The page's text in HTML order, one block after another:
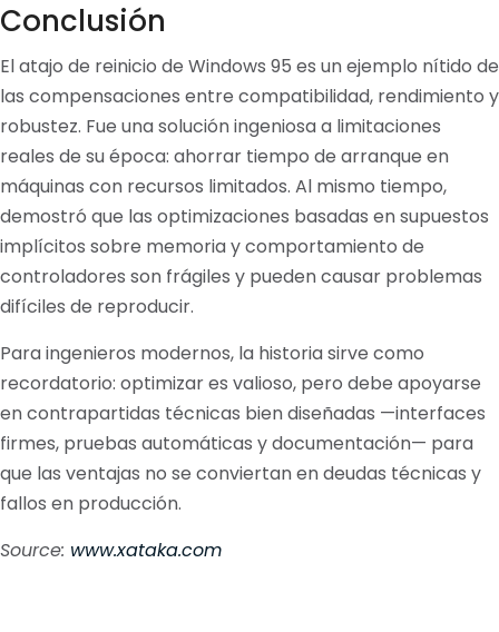
Conclusión
El atajo de reinicio de Windows 95 es un ejemplo nítido de
las compensaciones entre compatibilidad, rendimiento y
robustez. Fue una solución ingeniosa a limitaciones
reales de su época: ahorrar tiempo de arranque en
máquinas con recursos limitados. Al mismo tiempo,
demostró que las optimizaciones basadas en supuestos
implícitos sobre memoria y comportamiento de
controladores son frágiles y pueden causar problemas
difíciles de reproducir.
Para ingenieros modernos, la historia sirve como
recordatorio: optimizar es valioso, pero debe apoyarse
en contrapartidas técnicas bien diseñadas —interfaces
firmes, pruebas automáticas y documentación— para
que las ventajas no se conviertan en deudas técnicas y
fallos en producción.
Source: www.xataka.com